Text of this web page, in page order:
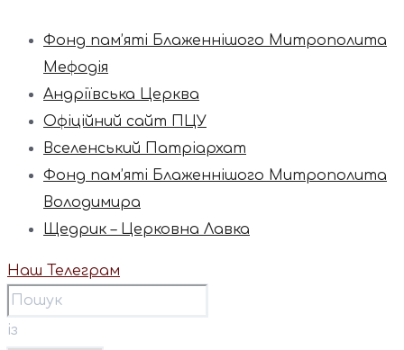
Фонд пам’яті Блаженнішого Митрополита
Мефодія
Андріївська Церква
Офіційний сайт ПЦУ
Вселенський Патріархат
Фонд пам’яті Блаженнішого Митрополита
Володимира
Щедрик – Церковна Лавка
Наш Телеграм
із